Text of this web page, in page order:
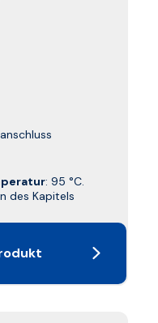
: 95 °C.
des Kapitels